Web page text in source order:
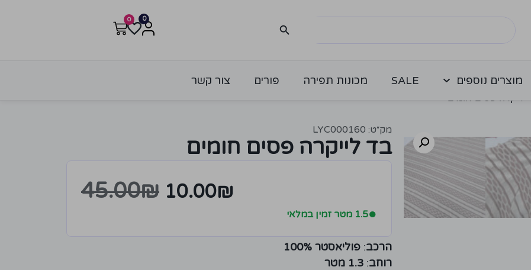
0
0
מוצרים נוספים SALE מכונות תפירה פורים צור קשר
מק״ט: LYC000160
בד לייקרה פסים חומים
45.00₪ 10.00₪
●1.5 מטר זמין במלאי
הרכב: פוליאסטר 100%
רוחב: 1.3 מטר